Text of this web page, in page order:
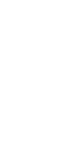
수 있습니다. 또한,
아이콘을 추천받을
트 작업을 위한 구
업 과정을 단계별
록 돕습니다. 《정
용하여 엑셀 및 파